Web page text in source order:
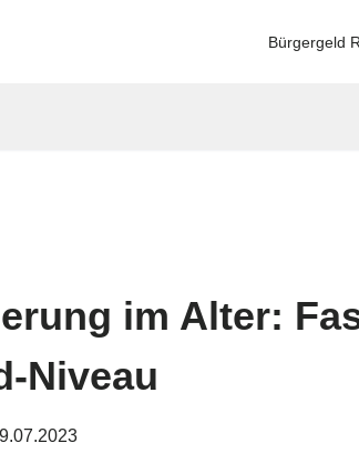
Bürgergeld
im Alter:
Niveau